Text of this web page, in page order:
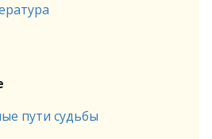
пути судьбы